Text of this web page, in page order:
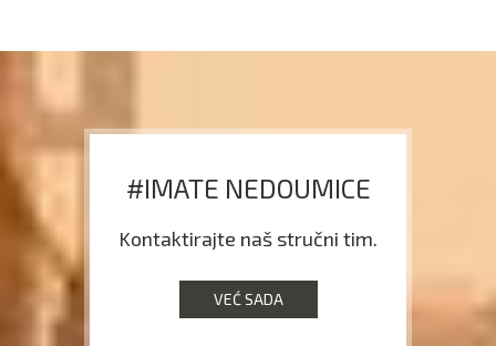
#IMATE NEDOUMICE
Kontaktirajte naš stručni tim.
VEĆ SADA